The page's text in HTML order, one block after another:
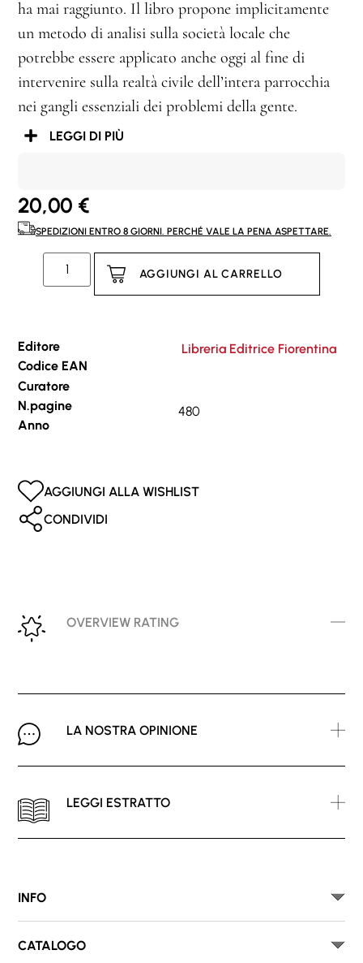
ha mai raggiunto. Il libro propone implicitamente
un metodo di analisi sulla società locale che
potrebbe essere applicato anche oggi al fine di
intervenire sulla realtà civile dell’intera parrocchia
nei gangli essenziali dei problemi della gente.
LEGGI DI PIÙ
20,00 €
SPEDIZIONI ENTRO 8 GIORNI. PERCHÉ VALE LA PENA ASPETTARE.
AGGIUNGI AL CARRELLO
Editore
Libreria Editrice Fiorentina
Codice EAN
Curatore
N.pagine
480
Anno
AGGIUNGI ALLA WISHLIST
CONDIVIDI
OVERVIEW RATING
LA NOSTRA OPINIONE
LEGGI ESTRATTO
INFO
CATALOGO